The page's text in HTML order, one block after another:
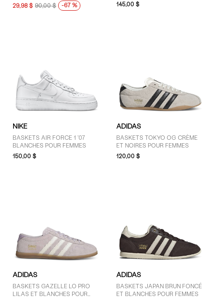
29,98 $ 90,00 $ -67 %
145,00 $
NIKE
BASKETS AIR FORCE 1 '07
BLANCHES POUR FEMMES
150,00 $
ADIDAS
BASKETS TOKYO OG CRÈME
ET NOIRES POUR FEMMES
120,00 $
ADIDAS
BASKETS GAZELLE LO PRO
LILAS ET BLANCHES POUR
ADIDAS
BASKETS JAPAN BRUN FONCÉ
ET BLANCHES POUR FEMMES